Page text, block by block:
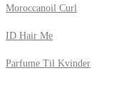
Moroccanoil Curl
ID Hair Me
Parfume Til Kvinder